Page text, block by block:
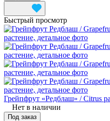
Быстрый просмотр
Грейпфрут «Редблаш» / Citrus
Нет в наличии
Под заказ